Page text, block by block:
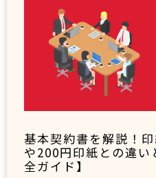
基本契約書を解説！
や200円印紙との違
全ガイド】